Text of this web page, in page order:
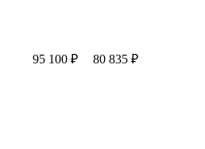
95 100 ₽ 80 835 ₽